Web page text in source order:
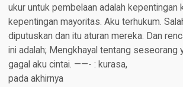
ukur untuk pembelaan adalah kepentingan
kepentingan mayoritas. Aku terhukum.
diputuskan dan itu aturan mereka. Dan
ini adalah; Mengkhayal tentang seseorang
gagal aku cintai. ——- : kurasa,
pada akhirnya